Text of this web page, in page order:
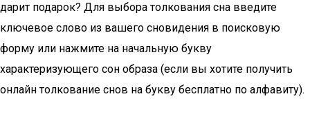
дарит подарок? Для выбора толкования сна введите
ключевое слово из вашего сновидения в поисковую
форму или нажмите на начальную букву
характеризующего сон образа (если вы хотите получить
онлайн толкование снов на букву бесплатно по алфавиту).